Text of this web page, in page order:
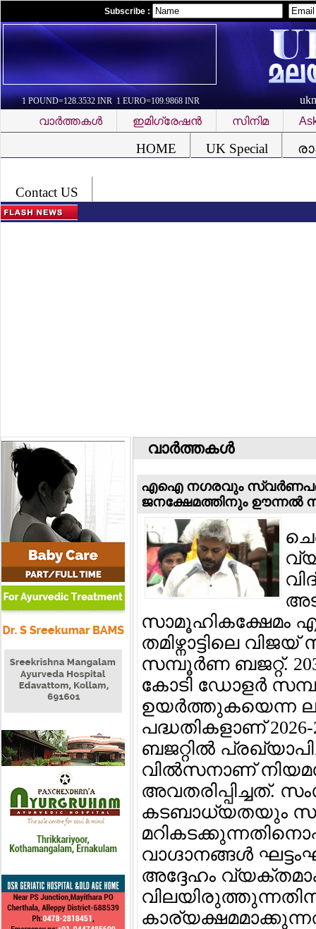
Subscribe :
1 POUND=128.3532 INR 1 EURO=109.9868 INR
വാര്‍ത്തകള്‍
ഇമിഗ്രേഷന്‍ സിനിമ
HOME UK Special
Contact US
വാര്‍ത്തകള്‍
എഐ നഗരവും
ജനക്ഷേമത്തിനും ഊന്നല്‍
സാമൂഹികക്ഷേമം
തമിഴ്നാട്ടിലെ
സമ്പൂര്‍ണ ബജറ്റ്.
കോടി ഡോളര്‍
ഉയര്‍ത്തുകയെന്ന
പദ്ധതികളാണ്
ബജറ്റില്‍
വില്‍സനാണ്
അവതരിപ്പിച്ചത്.
കടബാധ്യതയും
വാഗ്ദാനങ്ങള്‍
അദ്ദേഹം